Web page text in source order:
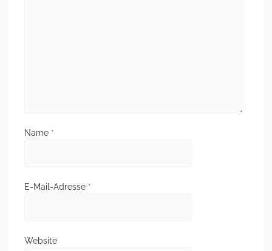
Name *
E-Mail-Adresse *
Website